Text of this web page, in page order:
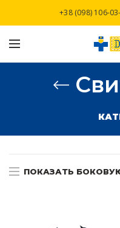
+38 (098) 106-
ПОКАЗАТЬ
Бесплатная